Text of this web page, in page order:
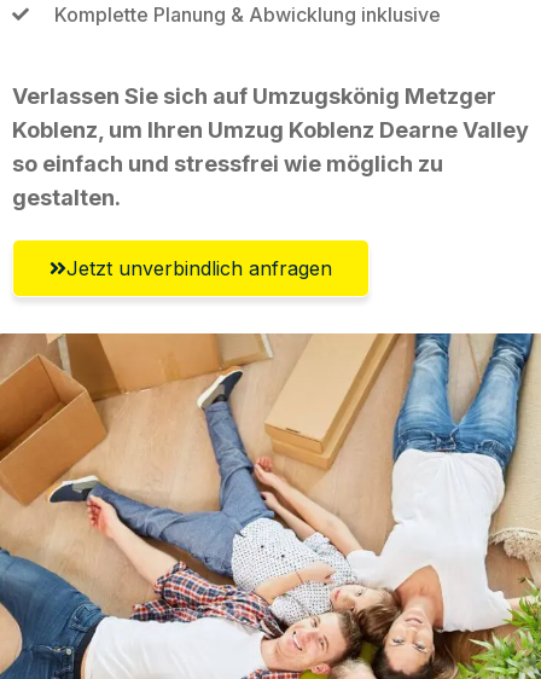
Komplette Planung & Abwicklung inklusive
Verlassen Sie sich auf Umzugskönig Metzger
Koblenz, um Ihren Umzug Koblenz Dearne Valley
so einfach und stressfrei wie möglich zu
gestalten.
Jetzt unverbindlich anfragen